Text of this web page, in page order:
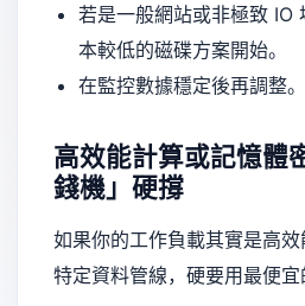
若是一般網站或非極致 IO
本較低的磁碟方案開始。
在監控數據穩定後再調整。
高效能計算或記憶體
錢機」硬撐
如果你的工作負載其實是高效
特定資料管線，硬要用最便宜